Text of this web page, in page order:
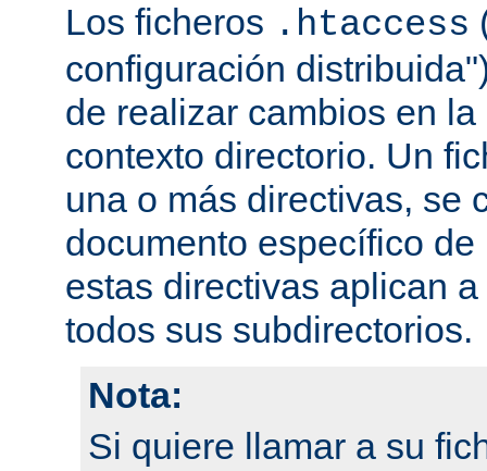
Los ficheros .htaccess
configuración
de realizar cambios en
contexto directorio. Un
una o más directivas, se
documento específico
estas directivas aplican
todos sus subdirectorios.
Nota:
Si quiere llamar a su